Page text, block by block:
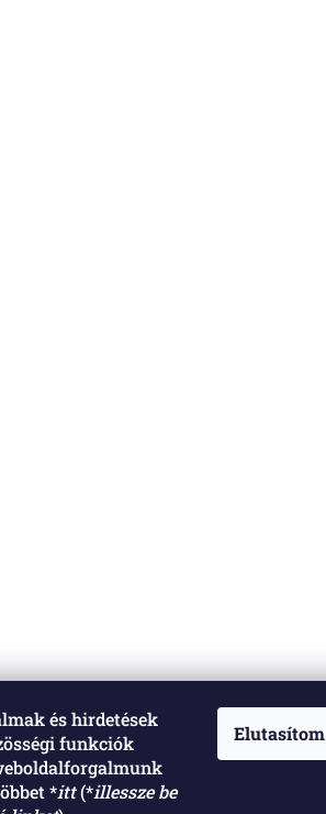
és hirdetések
funkciók
*itt(*illessze be
Elutasítom